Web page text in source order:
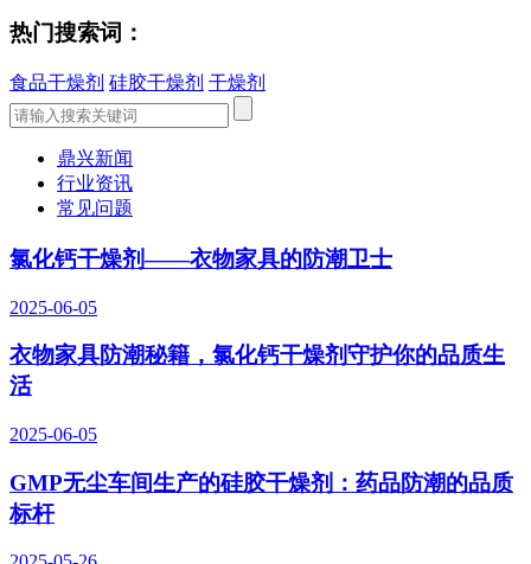
热门搜索词：
食品干燥剂 硅胶干燥剂 干燥剂
鼎兴新闻
行业资讯
常见问题
氯化钙干燥剂——衣物家具的防潮卫士
2025-06-05
衣物家具防潮秘籍，氯化钙干燥剂守护你的品质生
活
2025-06-05
GMP无尘车间生产的硅胶干燥剂：药品防潮的品质
标杆